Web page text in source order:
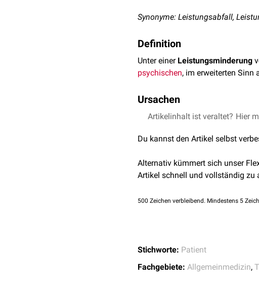
Synonyme: Leistungsabfall,
Definition
Unter einer Leistungsminderung
psychischen, im erweiterten Sinn
Ursachen
Die Ursachen für eine
auszehrenden Erkrankungen,
Artikelinhalt ist veraltet? Hier
Du kannst den Artikel selbst
Alternativ kümmert sich unser
Artikel schnell und vollständig zu
500 Zeichen verbleibend. Mindestens 5
Stichworte: Patient
Fachgebiete: Allgemeinmedizin,